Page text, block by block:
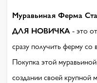
Муравьиная Ферма
ДЛЯ НОВИЧКА- это
сразу получить ферму
Покупка этой
создании своей крупной